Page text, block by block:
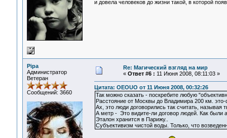
и довела человеков до жизни такой, в которой
Pipa
Администратор
Ветеран
Сообщений: 3660
Re: Магический взгляд на мир
« Ответ #6 : 11 Июня 2008, 08:11:03 »
Цитата: OEOUO от 11 Июня 2008, 00:32:26
Так можно сказать - поскребите любую
Расстояние от Москвы до Владимира 200 км. это-
Ах, это люди договорились так считать, называя
А метр - Это видите-ли договор людей. Как были
Эталон хранится в Парижу..
Субъективизм чистой воды. Только, что